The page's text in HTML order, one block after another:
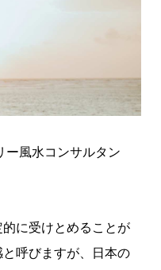
ー風水コンサルタン
に受けとめることが
呼びますが、日本の